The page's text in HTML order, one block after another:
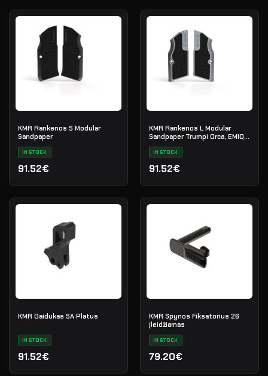
KMR Rankenos S Modular
Sandpaper
IN STOCK
91.52€
KMR Rankenos L Modular
Sandpaper Trumpi Orca, EMIQ
IN STOCK
91.52€
KMR Gaidukas SA Platus
IN STOCK
91.52€
KMR Spynos Fiksatorius 26
Įleidžiamas
IN STOCK
79.20€